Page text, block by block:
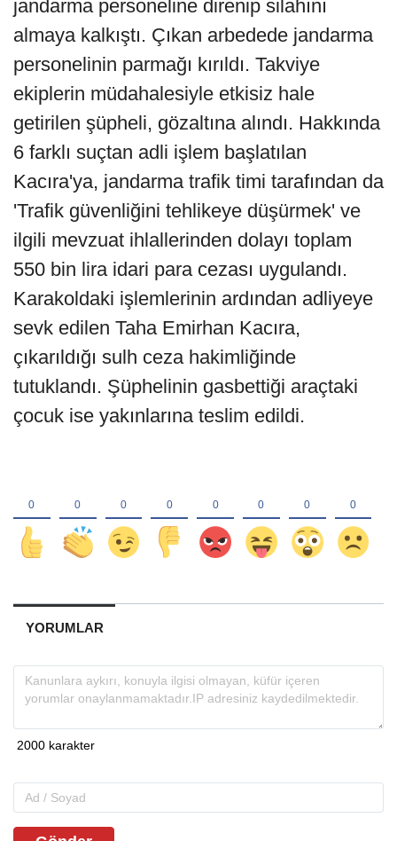
jandarma personeline direnip silahını
almaya kalkıştı. Çıkan arbedede jandarma
personelinin parmağı kırıldı. Takviye
ekiplerin müdahalesiyle etkisiz hale
getirilen şüpheli, gözaltına alındı. Hakkında
6 farklı suçtan adli işlem başlatılan
Kacıra'ya, jandarma trafik timi tarafından da
'Trafik güvenliğini tehlikeye düşürmek' ve
ilgili mevzuat ihlallerinden dolayı toplam
550 bin lira idari para cezası uygulandı.
Karakoldaki işlemlerinin ardından adliyeye
sevk edilen Taha Emirhan Kacıra,
çıkarıldığı sulh ceza hakimliğinde
tutuklandı. Şüphelinin gasbettiği araçtaki
çocuk ise yakınlarına teslim edildi.
YORUMLAR